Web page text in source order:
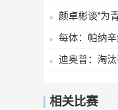
颜卓彬谈“为
每体：帕纳
迪奥普：淘
相关比赛